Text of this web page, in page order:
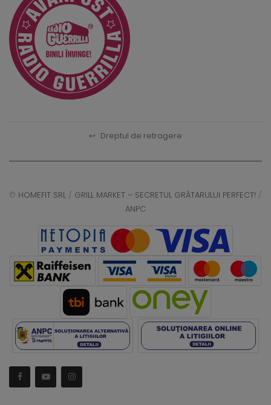
↩ Dreptul de retragere
© HOMEFIT SRL / GRILL MARKET – SECRETUL GRĂTARULUI PERFECT! /
ANPC